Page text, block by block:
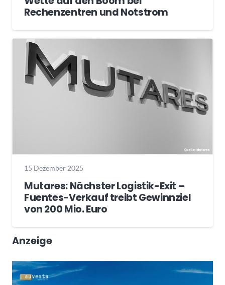
Rechenzentren und Notstrom
15 Dezember 2025
Mutares: Nächster Logistik-Exit –
Fuentes-Verkauf treibt Gewinnziel
von 200 Mio. Euro
Anzeige